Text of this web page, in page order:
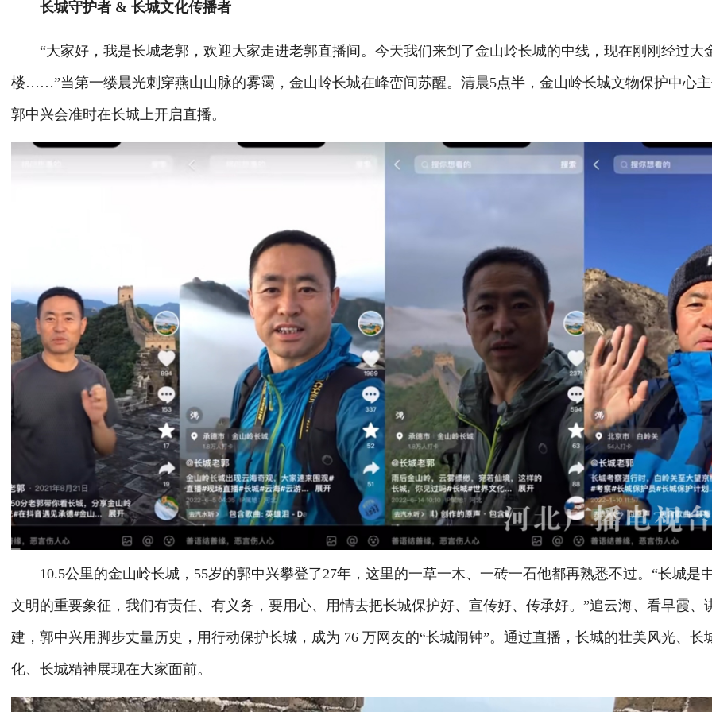
长城守护者 & 长城文化传播者
“大家好，我是长城老郭，欢迎大家走进老郭直播间。今天我们来到了金山岭长城的中线，现在刚刚经过大
楼……”当第一缕晨光刺穿燕山山脉的雾霭，金山岭长城在峰峦间苏醒。清晨5点半，金山岭长城文物保护中心
郭中兴会准时在长城上开启直播。
10.5公里的金山岭长城，55岁的郭中兴攀登了27年，这里的一草一木、一砖一石他都再熟悉不过。“长城是
文明的重要象征，我们有责任、有义务，要用心、用情去把长城保护好、宣传好、传承好。”追云海、看早霞、
建，郭中兴用脚步丈量历史，用行动保护长城，成为 76 万网友的“长城闹钟”。通过直播，长城的壮美风光、长
化、长城精神展现在大家面前。